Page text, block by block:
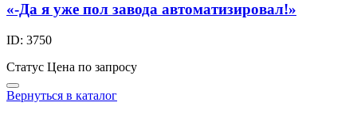
«-Да я уже пол завода автоматизировал!»
ID: 3750
Статус Цена по запросу
Вернуться в каталог